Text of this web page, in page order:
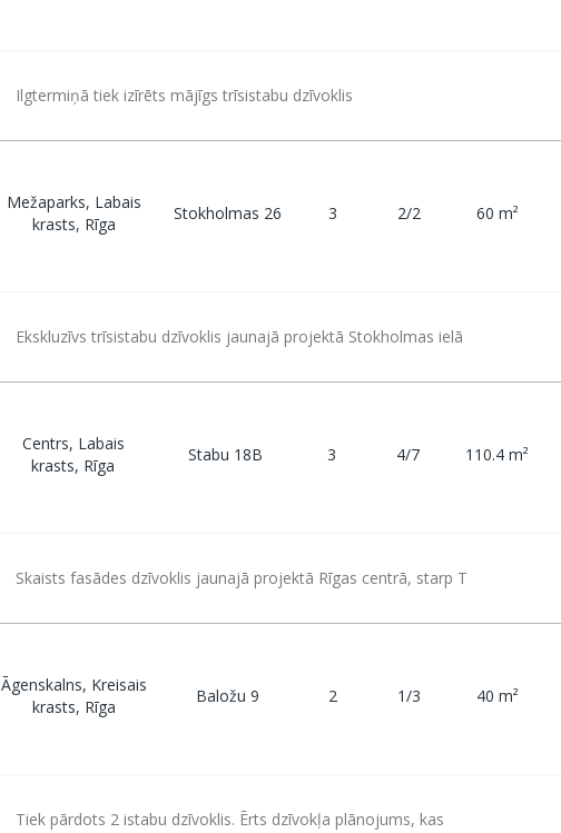
Ilgtermiņā tiek izīrēts mājīgs trīsistabu dzīvoklis
Mežaparks, Labais
krasts, Rīga
Stokholmas 26 3 2/2 60 m²
Ekskluzīvs trīsistabu dzīvoklis jaunajā projektā Stokholmas ielā
Centrs, Labais
krasts, Rīga
Stabu 18B 3 4/7 110.4 m²
Skaists fasādes dzīvoklis jaunajā projektā Rīgas centrā, starp T
Āgenskalns, Kreisais
krasts, Rīga
Baložu 9 2 1/3 40 m²
Tiek pārdots 2 istabu dzīvoklis. Ērts dzīvokļa plānojums, kas